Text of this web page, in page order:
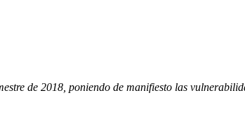
de 2018, poniendo de manifiesto las